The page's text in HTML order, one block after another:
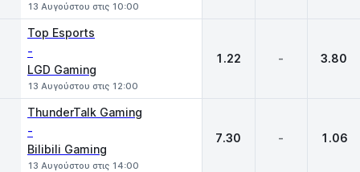
13 Αυγούστου στις 10:00
Top Esports
-
LGD Gaming
13 Αυγούστου στις 12:00
1.22 - 3.80
ThunderTalk Gaming
-
Bilibili Gaming
13 Αυγούστου στις 14:00
7.30 - 1.06